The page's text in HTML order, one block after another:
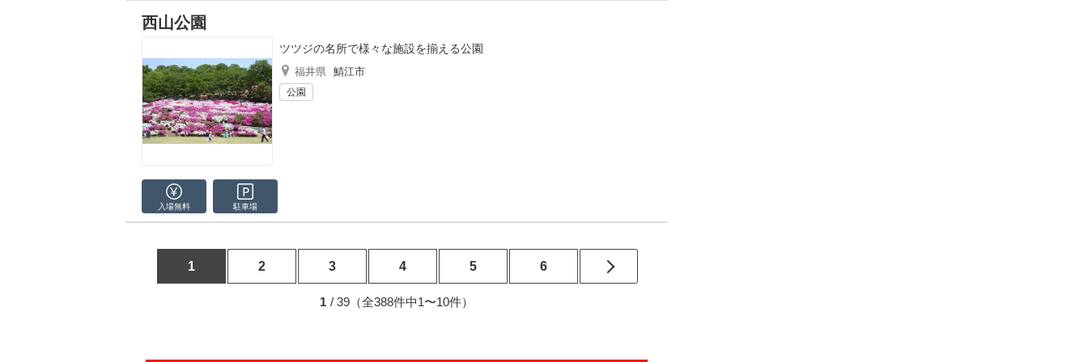
西山公園
ツツジの名所で様々な施設を揃える公園
福井県 鯖江市
公園
入場無料 駐車場
1 2 3 4 5 6
1 / 39（全388件中1〜10件）